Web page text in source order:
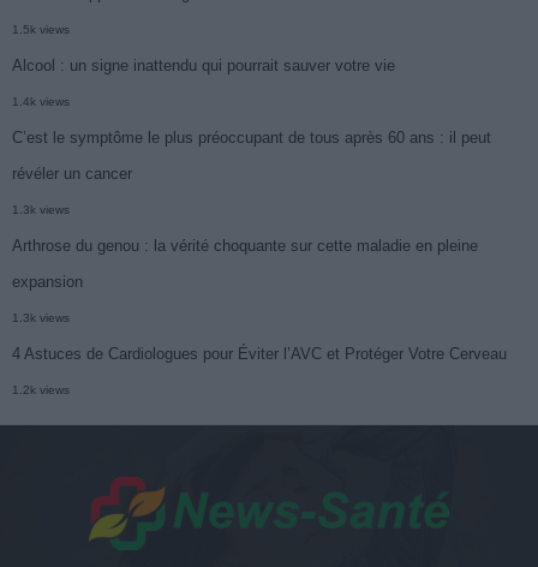
1.5k views
Alcool : un signe inattendu qui pourrait sauver votre vie
1.4k views
C’est le symptôme le plus préoccupant de tous après 60 ans : il peut
révéler un cancer
1.3k views
Arthrose du genou : la vérité choquante sur cette maladie en pleine
expansion
1.3k views
4 Astuces de Cardiologues pour Éviter l’AVC et Protéger Votre Cerveau
1.2k views